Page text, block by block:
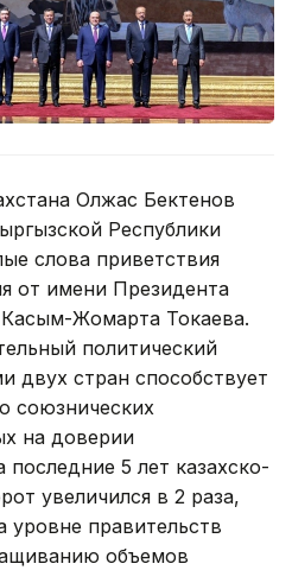
Олжас Бектенов
Республики
слова приветствия
от имени Президента
Касым-Жомарта Токаева.
политический
двух стран способствует
союзнических
на доверии
5 лет казахско-
увеличился в 2 раза,
правительств
объемов